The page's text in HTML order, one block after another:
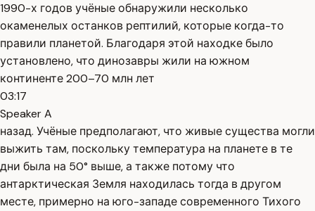
1990-х годов учёные обнаружили несколько
окаменелых останков рептилий, которые когда-то
правили планетой. Благодаря этой находке было
установлено, что динозавры жили на южном
континенте 200–70 млн лет
03:17
Speaker A
назад. Учёные предполагают, что живые существа могли
выжить там, поскольку температура на планете в те
дни была на 50° выше, а также потому что
антарктическая Земля находилась тогда в другом
месте, примерно на юго-западе современного Тихого